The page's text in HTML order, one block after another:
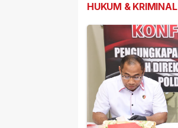
HUKUM & KRIMINAL